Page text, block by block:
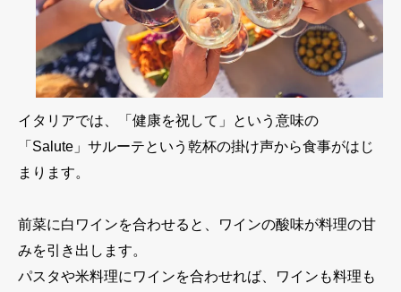
イタリアでは、「健康を祝して」という意味の
「Salute」サルーテという乾杯の掛け声から食事がはじ
まります。
前菜に白ワインを合わせると、ワインの酸味が料理の甘
みを引き出します。
パスタや米料理にワインを合わせれば、ワインも料理も